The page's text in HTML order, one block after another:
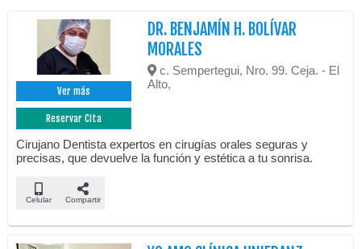
Ver más
Reservar Cita
DR. BENJAMÍN H. BOLÍVAR
MORALES
c. Sempertegui, Nro. 99. Ceja. - El
Alto,
Cirujano Dentista expertos en cirugías orales seguras y
precisas, que devuelve la función y estética a tu sonrisa.
Celular Compartir